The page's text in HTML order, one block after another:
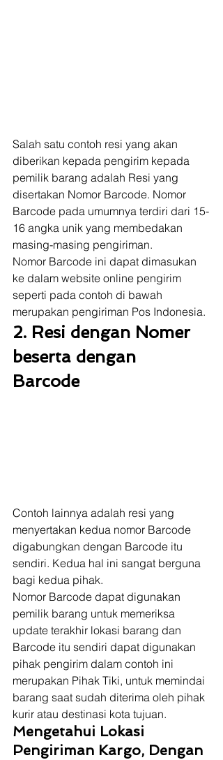
Salah satu contoh resi yang akan
diberikan kepada pengirim kepada
pemilik barang adalah Resi yang
disertakan Nomor Barcode. Nomor
Barcode pada umumnya terdiri dari 15-
16 angka unik yang membedakan
masing-masing pengiriman.
Nomor Barcode ini dapat dimasukan
ke dalam website online pengirim
seperti pada contoh di bawah
merupakan pengiriman Pos Indonesia.
2. Resi dengan Nomer
beserta dengan
Barcode
Contoh lainnya adalah resi yang
menyertakan kedua nomor Barcode
digabungkan dengan Barcode itu
sendiri. Kedua hal ini sangat berguna
bagi kedua pihak.
Nomor Barcode dapat digunakan
pemilik barang untuk memeriksa
update terakhir lokasi barang dan
Barcode itu sendiri dapat digunakan
pihak pengirim dalam contoh ini
merupakan Pihak Tiki, untuk memindai
barang saat sudah diterima oleh pihak
kurir atau destinasi kota tujuan.
Mengetahui Lokasi
Pengiriman Kargo, Dengan